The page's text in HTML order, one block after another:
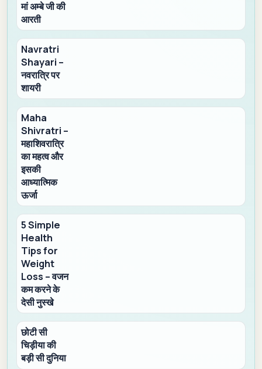
मां अम्बे जी की
आरती
Navratri
Shayari –
नवरात्रि पर
शायरी
Maha
Shivratri –
महाशिवरात्रि
का महत्व और
इसकी
आध्यात्मिक
ऊर्जा
5 Simple
Health
Tips for
Weight
Loss – वजन
कम करने के
देसी नुस्खे
छोटी सी
चिड़ीया की
बड़ी सी दुनिया